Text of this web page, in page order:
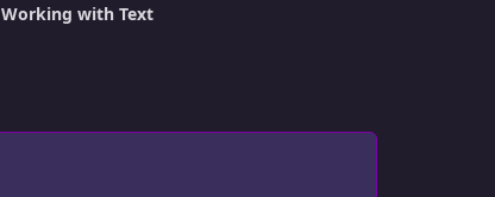
Working with Text
УРОК 14. 00:02:09